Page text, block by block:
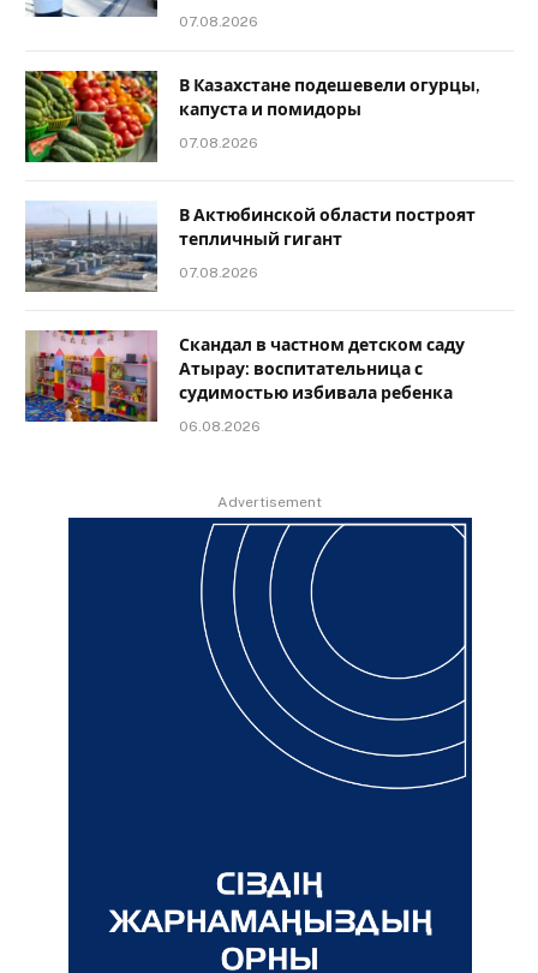
07.08.2026
В Казахстане подешевели огурцы,
капуста и помидоры
07.08.2026
В Актюбинской области построят
тепличный гигант
07.08.2026
Скандал в частном детском саду
Атырау: воспитательница с
судимостью избивала ребенка
06.08.2026
Advertisement